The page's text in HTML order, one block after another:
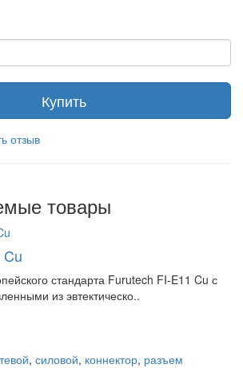
Купить
отзыв
товары
стандарта Furutech FI-E11 Cu с
из эвтектическо..
, силовой, коннектор, разъем